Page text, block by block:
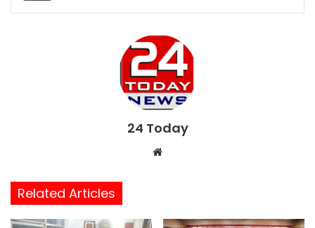
24 Today
i
Related Articles